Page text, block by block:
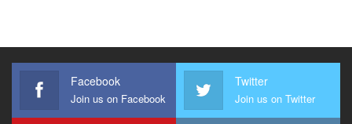
Facebook
Join us on Facebook
Twitter
Join us on Twitter